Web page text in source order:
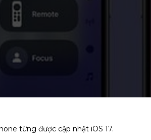
từng được cập nhật iOS 17.